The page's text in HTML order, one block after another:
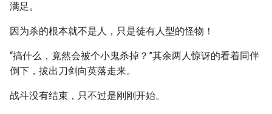
满足。
因为杀的根本就不是人，只是徒有人型的怪物！
“搞什么，竟然会被个小鬼杀掉？”其余两人惊讶的看着同伴
倒下，拔出刀剑向英落走来。
战斗没有结束，只不过是刚刚开始。